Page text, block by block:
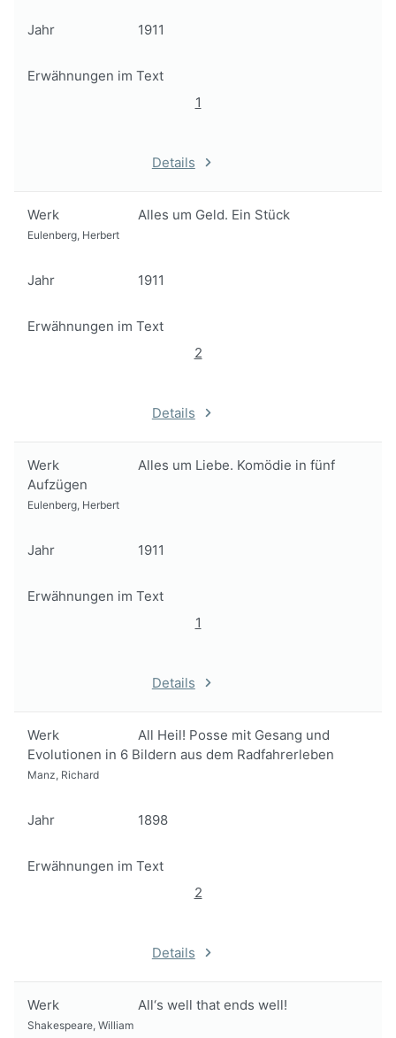
Jahr 1911
Erwähnungen im Text
1
Details
Werk Alles um Geld. Ein Stück
Eulenberg, Herbert
Jahr 1911
Erwähnungen im Text
2
Details
Werk
Alles um Liebe. Komödie in fünf
Aufzügen
Eulenberg, Herbert
Jahr 1911
Erwähnungen im Text
1
Details
Werk
All Heil! Posse mit Gesang und
Evolutionen in 6 Bildern aus dem Radfahrerleben
Manz, Richard
Jahr 1898
Erwähnungen im Text
2
Details
Werk All‘s well that ends well!
Shakespeare, William